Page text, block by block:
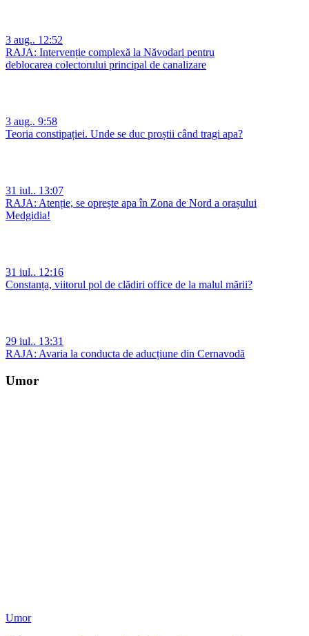
3 aug.. 12:52
RAJA: Intervenție complexă la Năvodari pentru
deblocarea colectorului principal de canalizare
3 aug.. 9:58
Teoria constipației. Unde se duc proștii când tragi apa?
31 iul.. 13:07
RAJA: Atenție, se oprește apa în Zona de Nord a orașului
Medgidia!
31 iul.. 12:16
Constanța, viitorul pol de clădiri office de la malul mării?
29 iul.. 13:31
RAJA: Avaria la conducta de aducțiune din Cernavodă
Umor
Umor